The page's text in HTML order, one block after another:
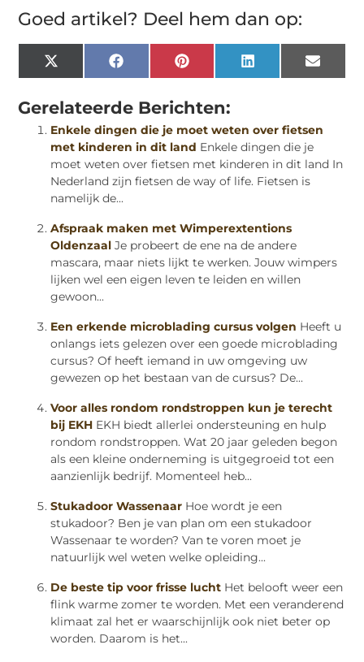
Goed artikel? Deel hem dan op:
X
(Twitter)
FacebookPinterestLinkedInEmail
Gerelateerde Berichten:
Enkele dingen die je moet weten over fietsen
met kinderen in dit land Enkele dingen die je
moet weten over fietsen met kinderen in dit land In
Nederland zijn fietsen de way of life. Fietsen is
namelijk de...
Afspraak maken met Wimperextentions
Oldenzaal Je probeert de ene na de andere
mascara, maar niets lijkt te werken. Jouw wimpers
lijken wel een eigen leven te leiden en willen
gewoon...
Een erkende microblading cursus volgen Heeft u
onlangs iets gelezen over een goede microblading
cursus? Of heeft iemand in uw omgeving uw
gewezen op het bestaan van de cursus? De...
Voor alles rondom rondstroppen kun je terecht
bij EKH EKH biedt allerlei ondersteuning en hulp
rondom rondstroppen. Wat 20 jaar geleden begon
als een kleine onderneming is uitgegroeid tot een
aanzienlijk bedrijf. Momenteel heb...
Stukadoor Wassenaar Hoe wordt je een
stukadoor? Ben je van plan om een stukadoor
Wassenaar te worden? Van te voren moet je
natuurlijk wel weten welke opleiding...
De beste tip voor frisse lucht Het belooft weer een
flink warme zomer te worden. Met een veranderend
klimaat zal het er waarschijnlijk ook niet beter op
worden. Daarom is het...